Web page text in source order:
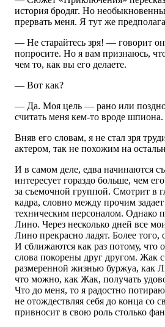
история бродяг. Но
прервать меня. Я тут же
— Не старайтесь зря! — говорит
попросите. Но я вам признаюсь,
чем то, как вы его делаете.
— Вот как?
— Да. Моя цель — рано или поздно
считать меня кем-то вроде шпиона.
Вняв его словам, я не стал зря
актером, так не похожим на
И в самом деле, едва начинаются
интересует гораздо больше, чем
за съемочной группой. Смотрит в
кадра, словно между прочим
техническим персоналом. Однако
Лино. Через несколько дней все
Лино прекрасно ладят. Более
И сближаются как раз потому,
слова покорены друг другом. Жак
размеренной жизнью буржуа, как
что можно, как Жак, получать
Что до меня, то я радостно
не отождествляя себя до конца
привносит в свою роль столько